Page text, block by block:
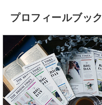
プロフィールブック